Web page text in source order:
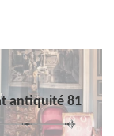
antiquité 81